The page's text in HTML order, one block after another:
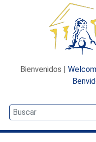
Bienvenidos |